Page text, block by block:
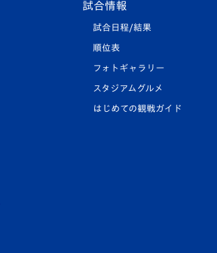
試合情報
試合日程/結果
順位表
フォトギャラリー
スタジアムグルメ
はじめての観戦ガイド